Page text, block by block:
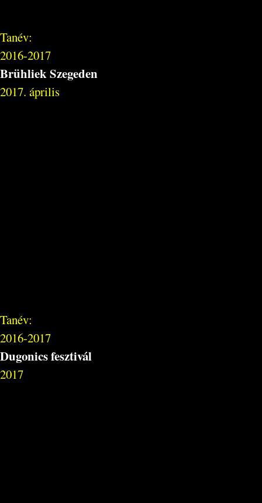
Tanév:
2016-2017
Brühliek Szegeden
2017. április
Tanév:
2016-2017
Dugonics fesztivál
2017